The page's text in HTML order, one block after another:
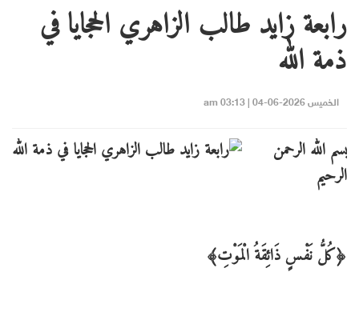
رابعة زايد طالب الزاهري الحجايا في
ذمة الله
الخميس 2026-06-04 | 03:13 am
بسم الله الرحمن
الرحيم
﴿كُلُّ نَفْسٍ ذَائِقَةُ الْمَوْتِ﴾